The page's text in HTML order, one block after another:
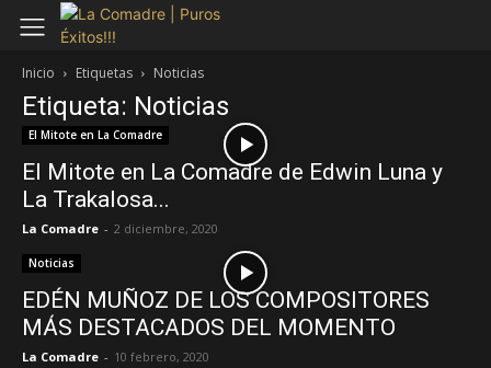
Inicio Etiquetas Noticias
Etiqueta: Noticias
El Mitote en La Comadre
El Mitote en La Comadre de Edwin Luna y
La Trakalosa...
La Comadre - 2 diciembre, 2020
Noticias
EDÉN MUÑOZ DE LOS COMPOSITORES
MÁS DESTACADOS DEL MOMENTO
La Comadre - 10 febrero, 2020